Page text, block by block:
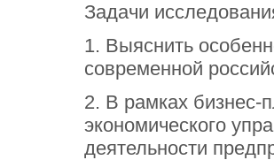
Задачи
1. Выяснить
современной
2. В рамках бизнес-
экономического
деятельности